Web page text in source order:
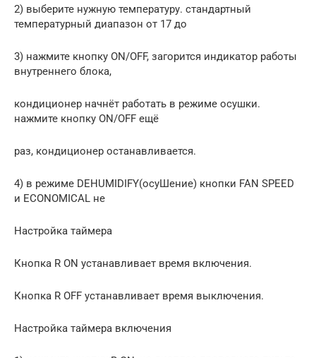
2) выберите нужную температуру. стандартный
температурный диапазон от 17 до
3) нажмите кнопку ON/OFF, загорится индикатор работы
внутреннего блока,
кондиционер начнёт работать в режиме осушки.
нажмите кнопку ON/OFF ещё
раз, кондиционер останавливается.
4) в режиме DEHUMIDIFY(осуШение) кнопки FAN SPEED
и ECONOMICAL не
Настройка таймера
Кнопка R ON устанавливает время включения.
Кнопка R OFF устанавливает время выключения.
Настройка таймера включения